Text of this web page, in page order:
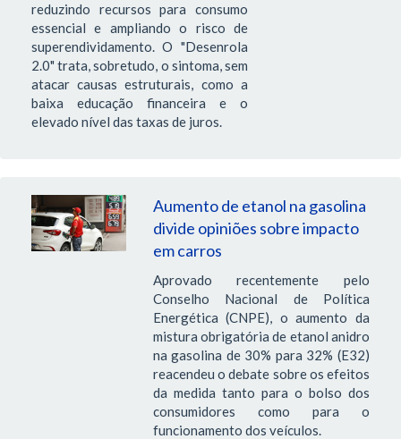
reduzindo recursos para consumo
essencial e ampliando o risco de
superendividamento. O "Desenrola
2.0" trata, sobretudo, o sintoma, sem
atacar causas estruturais, como a
baixa educação financeira e o
elevado nível das taxas de juros.
Aumento de etanol na gasolina
divide opiniões sobre impacto
em carros
Aprovado recentemente pelo
Conselho Nacional de Política
Energética (CNPE), o aumento da
mistura obrigatória de etanol anidro
na gasolina de 30% para 32% (E32)
reacendeu o debate sobre os efeitos
da medida tanto para o bolso dos
consumidores como para o
funcionamento dos veículos.